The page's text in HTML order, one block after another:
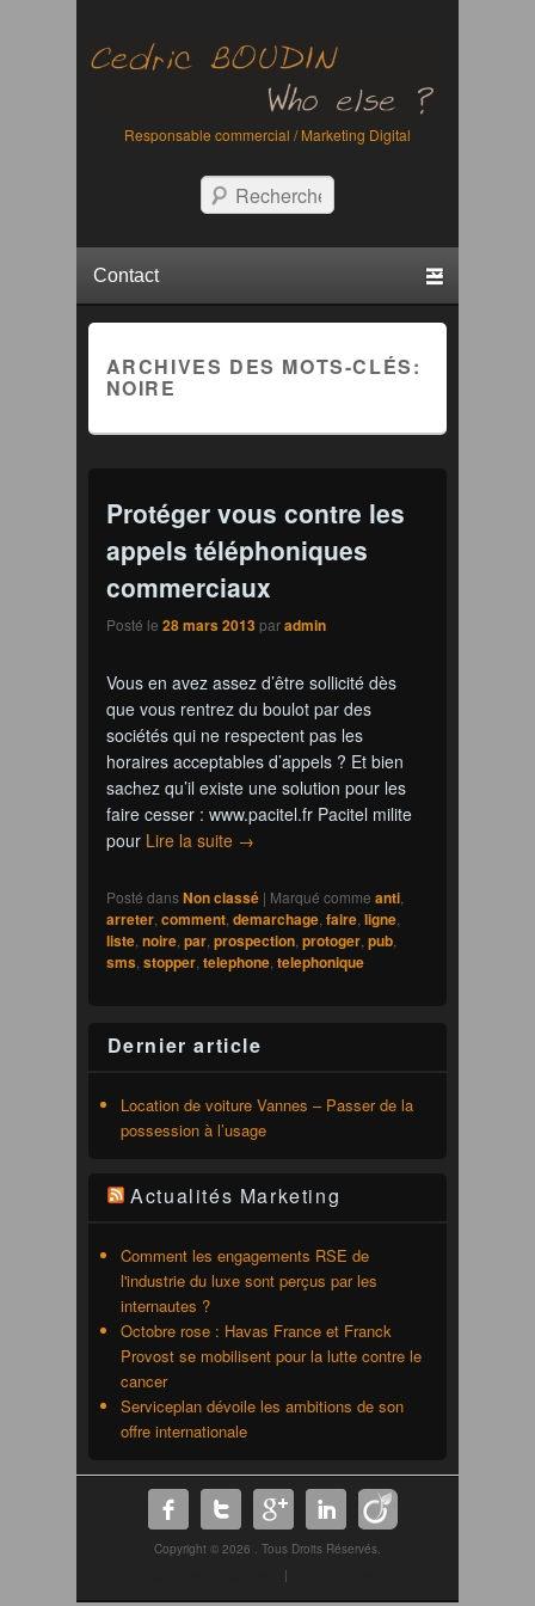
Responsable commercial / Marketing Digital
Recherche
ARCHIVES DES MOTS-CLÉS:
NOIRE
Protéger vous contre les
appels téléphoniques
commerciaux
Posté le 28 mars 2013paradmin
Vous en avez assez d’être sollicité dès
que vous rentrez du boulot par des
sociétés qui ne respectent pas les
horaires acceptables d’appels ? Et bien
sachez qu’il existe une solution pour les
faire cesser : www.pacitel.fr Pacitel milite
pour Lire la suite →
Posté dansNon classé | Marqué comme anti,
arreter, comment, demarchage, faire, ligne,
liste, noire, par, prospection, protoger, pub,
sms, stopper, telephone, telephonique
Dernier article
Location de voiture Vannes – Passer de la
possession à l’usage
Actualités Marketing
Comment les engagements RSE de
l'industrie du luxe sont perçus par les
internautes ?
Octobre rose : Havas France et Franck
Provost se mobilisent pour la lutte contre le
cancer
Serviceplan dévoile les ambitions de son
offre internationale
Copyright © 2026
. Tous Droits Réservés.
|